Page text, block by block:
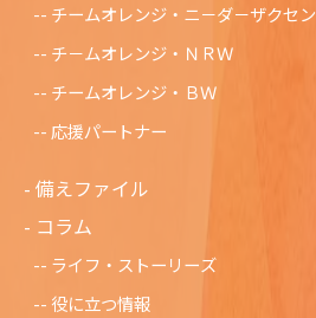
チームオレンジ・ニ－ダ－ザクセン
チ－ムオレンジ・ＮＲＷ
チームオレンジ・ＢＷ
応援パートナー
備えファイル
コラム
ライフ・ストーリーズ
役に立つ情報